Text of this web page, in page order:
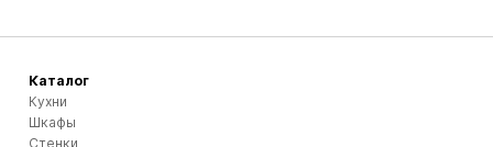
Каталог
Кухни
Шкафы
Стенки